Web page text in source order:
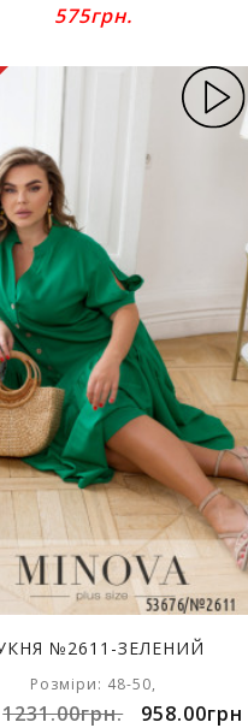
575грн.
№2611-ЗЕЛЕНИЙ
Розміри: 48-50,
1231.00грн.
958.00грн